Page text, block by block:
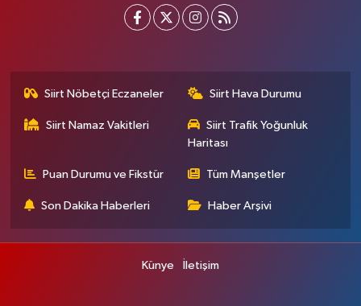
Siirt Nöbetçi Eczaneler Siirt Hava Durumu
Siirt Namaz Vakitleri
Siirt Trafik Yoğunluk
Haritası
Puan Durumu ve Fikstür Tüm Manşetler
Son Dakika Haberleri Haber Arşivi
Künye İletişim